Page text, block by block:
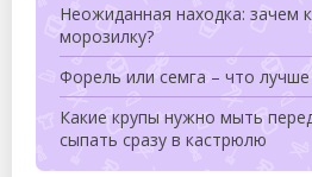
Неожиданная находка: зачем
морозилку?
Форель или семга – что
Какие крупы нужно мыть
сыпать сразу в кастрюлю